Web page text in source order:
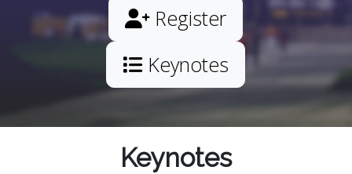
Register
Keynotes
Keynotes